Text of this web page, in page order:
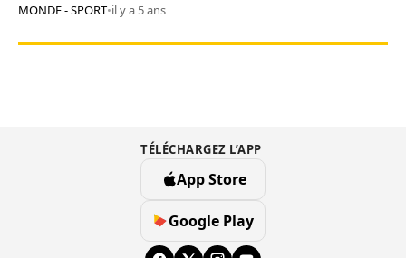
MONDE - SPORT•il y a 5 ans
TÉLÉCHARGEZ L’APP
App Store
Google Play